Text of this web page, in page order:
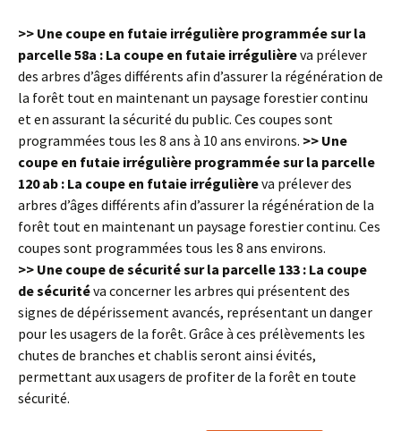
>> Une coupe en futaie irrégulière programmée sur la
parcelle 58a : La coupe en futaie irrégulièreva prélever
des arbres d’âges différents afin d’assurer la régénération de
la forêt tout en maintenant un paysage forestier continu
et en assurant la sécurité du public. Ces coupes sont
programmées tous les 8 ans à 10 ans environs. >> Une
coupe en futaie irrégulière programmée sur la parcelle
120 ab : La coupe en futaie irrégulièreva prélever des
arbres d’âges différents afin d’assurer la régénération de la
forêt tout en maintenant un paysage forestier continu. Ces
coupes sont programmées tous les 8 ans environs.
>> Une coupe de sécurité sur la parcelle 133 : La coupe
de sécuritéva concerner les arbres qui présentent des
signes de dépérissement avancés, représentant un danger
pour les usagers de la forêt. Grâce à ces prélèvements les
chutes de branches et chablis seront ainsi évités,
permettant aux usagers de profiter de la forêt en toute
sécurité.